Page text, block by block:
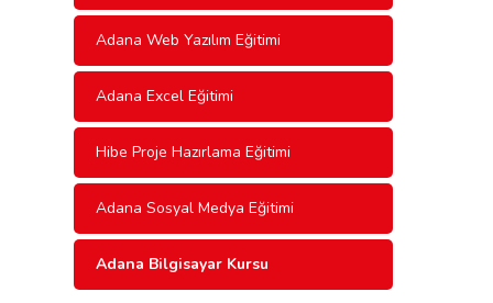
Adana Web Yazılım Eğitimi
Adana Excel Eğitimi
Hibe Proje Hazırlama Eğitimi
Adana Sosyal Medya Eğitimi
Adana Bilgisayar Kursu